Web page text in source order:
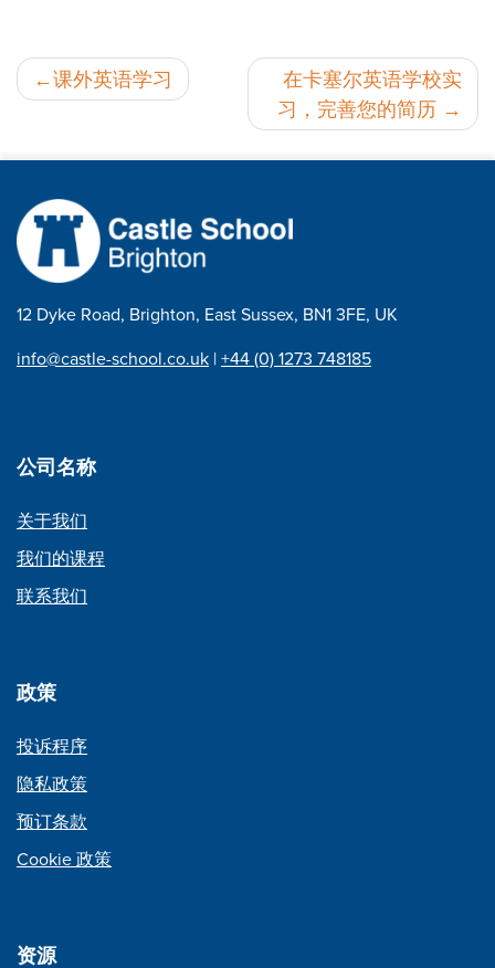
邮
导
航
课外英语学习
在卡塞尔英语学校实
习，完善您的简历
12 Dyke Road, Brighton, East Sussex, BN1 3FE, UK
info@castle-school.co.uk |+44 (0) 1273 748185
公司名称
关于我们
我们的课程
联系我们
政策
投诉程序
隐私政策
预订条款
Cookie 政策
资源